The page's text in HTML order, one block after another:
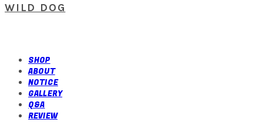
WILD DOG
SHOP
ABOUT
NOTICE
GALLERY
Q&A
REVIEW